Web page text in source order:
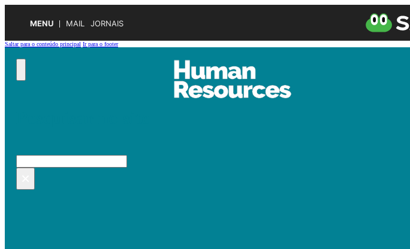
MENU MAIL JORNAIS
Saltar para o conteúdo principal Ir para o footer
Pesquisar